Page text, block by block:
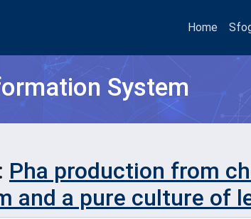
Home
System
Pha production from
and a pure culture of